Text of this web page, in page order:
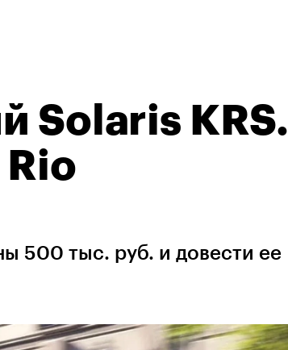
Solaris KRS.
Rio
500 тыс. руб. и довести ее